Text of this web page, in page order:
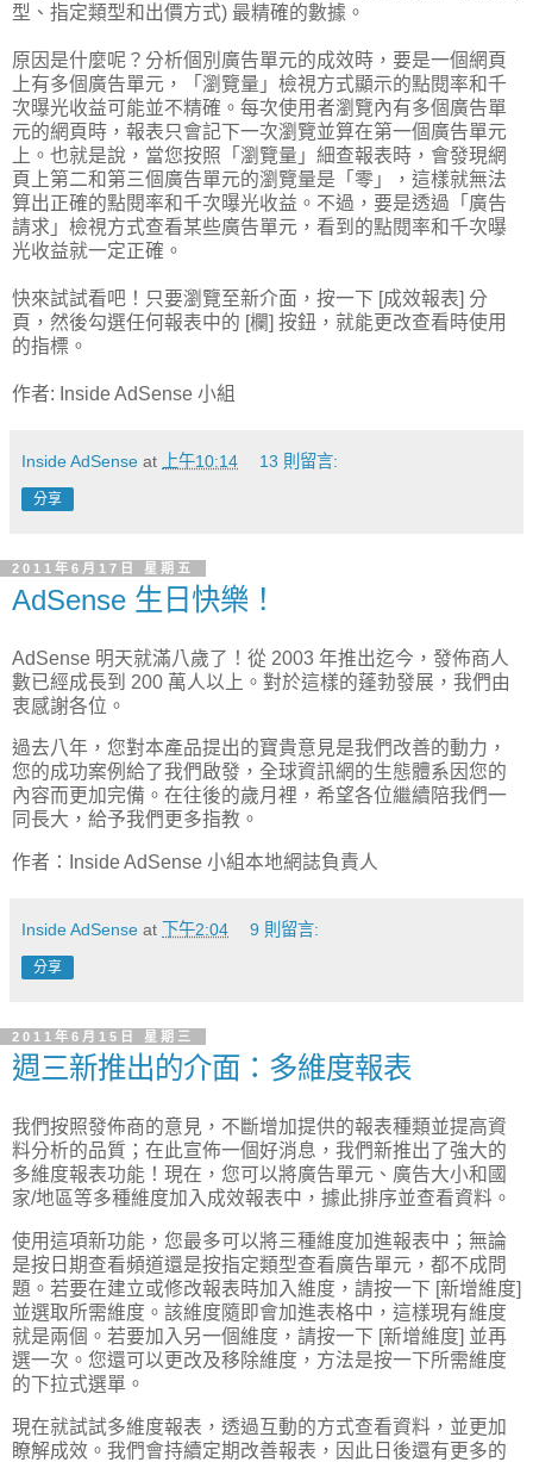
型、指定類型和出價方式) 最精確的數據。
原因是什麼呢？分析個別廣告單元的成效時，要是一個網頁
上有多個廣告單元，「瀏覽量」檢視方式顯示的點閱率和千
次曝光收益可能並不精確。每次使用者瀏覽內有多個廣告單
元的網頁時，報表只會記下一次瀏覽並算在第一個廣告單元
上。也就是說，當您按照「瀏覽量」細查報表時，會發現網
頁上第二和第三個廣告單元的瀏覽量是「零」，這樣就無法
算出正確的點閱率和千次曝光收益。不過，要是透過「廣告
請求」檢視方式查看某些廣告單元，看到的點閱率和千次曝
光收益就一定正確。
快來試試看吧！只要瀏覽至新介面，按一下 [成效報表] 分
頁，然後勾選任何報表中的 [欄] 按鈕，就能更改查看時使用
的指標。
作者: Inside AdSense 小組
Inside AdSense at 上午10:14 13 則留言:
分享
2011年6月17日 星期五
AdSense 生日快樂！
AdSense 明天就滿八歲了！從 2003 年推出迄今，發佈商人
數已經成長到 200 萬人以上。對於這樣的蓬勃發展，我們由
衷感謝各位。
過去八年，您對本產品提出的寶貴意見是我們改善的動力，
您的成功案例給了我們啟發，全球資訊網的生態體系因您的
內容而更加完備。在往後的歲月裡，希望各位繼續陪我們一
同長大，給予我們更多指教。
作者： Inside AdSense 小組本地網誌負責人
Inside AdSense at 下午2:04 9 則留言:
分享
2011年6月15日 星期三
週三新推出的介面：多維度報表
我們按照發佈商的意見，不斷增加提供的報表種類並提高資
料分析的品質；在此宣佈一個好消息，我們新推出了強大的
多維度報表功能！現在，您可以將廣告單元、廣告大小和國
家/地區等多種維度加入成效報表中，據此排序並查看資料。
使用這項新功能，您最多可以將三種維度加進報表中；無論
是按日期查看頻道還是按指定類型查看廣告單元，都不成問
題。若要在建立或修改報表時加入維度，請按一下 [新增維度]
並選取所需維度。該維度隨即會加進表格中，這樣現有維度
就是兩個。若要加入另一個維度，請按一下 [新增維度] 並再
選一次。您還可以更改及移除維度，方法是按一下所需維度
的下拉式選單。
現在就試試多維度報表，透過互動的方式查看資料，並更加
瞭解成效。我們會持續定期改善報表，因此日後還有更多的